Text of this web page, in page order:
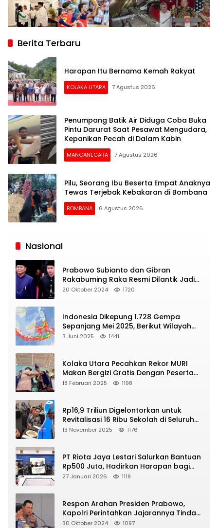
Berita Terbaru
Harapan Itu Bernama Kemah Rakyat
KOLAKA UTARA 7 Agustus 2026
Penumpang Batik Air Diduga Coba Buka
Pintu Darurat Saat Pesawat Mengudara,
Kepanikan Pecah di Dalam Kabin
MANCANEGARA 7 Agustus 2026
Pilu, Seorang Ibu Beserta Empat Anaknya
Tewas Terjebak Kebakaran di Bombana
BOMBANA 6 Agustus 2026
Siaran
Nasional
Prabowo Subianto dan Gibran
Rakabuming Raka Resmi Dilantik Jadi
Presiden dan Wapres RI
20 Oktober 2024 1720
Indonesia Dikepung 1.728 Gempa
Sepanjang Mei 2025, Berikut Wilayah
Yang Intens Diguncang!
3 Juni 2025 1441
Kolaka Utara Pecahkan Rekor MURI
Makan Bergizi Gratis Dengan Peserta
Terbanyak
18 Februari 2025 1198
Rp16,9 Triliun Digelontorkan untuk
Revitalisasi 16 Ribu Sekolah di Seluruh
Indonesia
13 November 2025 1176
PT Riota Jaya Lestari Salurkan Bantuan
Rp500 Juta, Hadirkan Harapan bagi
Korban Bencana di Sumatera
27 Januari 2026 1119
Respon Arahan Presiden Prabowo,
Kapolri Perintahkan Jajarannya Tindak
Tegas Pelaku Judi Online
30 Oktober 2024 1097